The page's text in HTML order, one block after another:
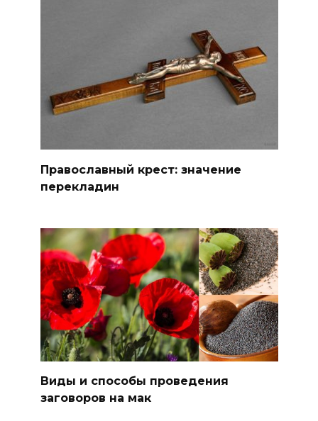
Православный крест: значение
перекладин
Виды и способы проведения
заговоров на мак